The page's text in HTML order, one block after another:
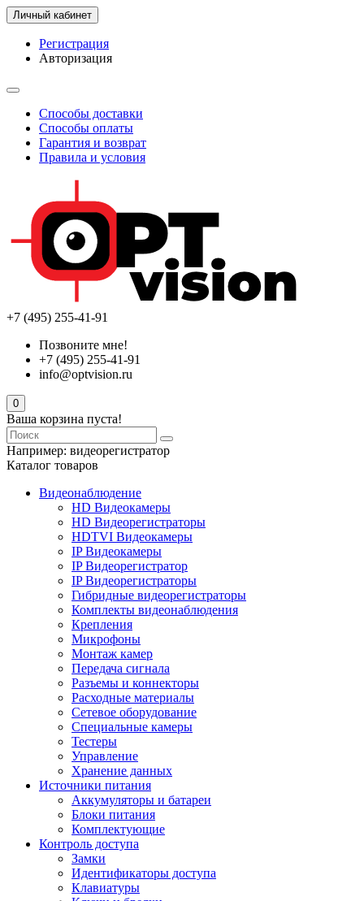
Личный кабинет
Регистрация
Авторизация
Способы доставки
Способы оплаты
Гарантия и возврат
Правила и условия
+7 (495) 255-41-91
Позвоните мне!
+7 (495) 255-41-91
info@optvision.ru
0
Ваша корзина пуста!
Например: видеорегистратор
Каталог товаров
Видеонаблюдение
HD Видеокамеры
HD Видеорегистраторы
HDTVI Видеокамеры
IP Видеокамеры
IP Видеорегистратор
IP Видеорегистраторы
Гибридные видеорегистраторы
Комплекты видеонаблюдения
Крепления
Микрофоны
Монтаж камер
Передача сигнала
Разъемы и коннекторы
Расходные материалы
Сетевое оборудование
Специальные камеры
Тестеры
Управление
Хранение данных
Источники питания
Аккумуляторы и батареи
Блоки питания
Комплектующие
Контроль доступа
Замки
Идентификаторы доступа
Клавиатуры